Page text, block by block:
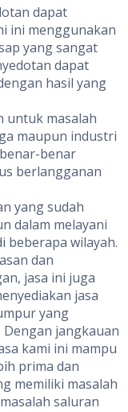
dapat
ini menggunakan
yang sangat
dapat
hasil yang
untuk masalah
maupun industri
benar
berlangganan
yang sudah
dalam melayani
beberapa wilayah.
dan
jasa ini juga
jasa
yang
jangkauan
kami ini mampu
prima dan
memiliki masalah
saluran